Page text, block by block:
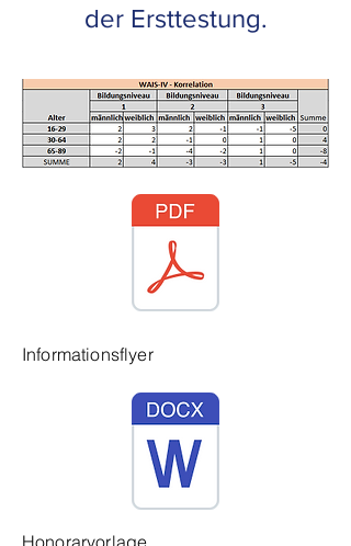
der Ersttestung.
Informationsflyer
Honorarvorlage